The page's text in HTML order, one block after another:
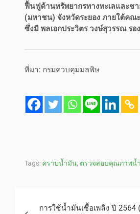
ฟื้นฟูด้านทรัพยากรทางทะเลและช
(มหาชน) จังหวัดระยอง ภายใต้คณ
ซึ่งมี พลเอกประวิตร วงษ์สุวรรณ ร
ที่มา: กรมควบคุมมลพิษ
Tags: คราบน้ำมัน, ตรวจสอบคุณภาพน้
การใช้น้ำมันเชื้อเพลิง ปี